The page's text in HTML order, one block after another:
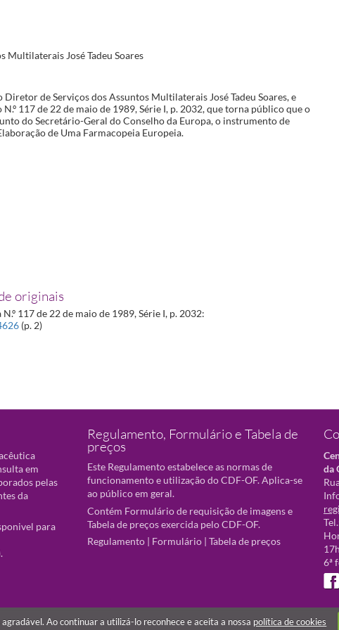
Multilaterais José Tadeu Soares
Diretor de Serviços dos Assuntos Multilaterais José Tadeu Soares, e
117 de 22 de maio de 1989, Série I, p. 2032, que torna público que o
do Secretário-Geral do Conselho da Europa, o instrumento de
de Uma Farmacopeia Europeia.
originais
117 de 22 de maio de 1989, Série I, p. 2032:
(p. 2)
em
pelas
da
para
Regulamento, Formulário e Tabela de
preços
Este Regulamento estabelece as normas de
funcionamento e utilização do CDF-OF. Aplica-se
ao público em geral.
Contém Formulário de requisição de imagens e
Tabela de preços exercida pelo CDF-OF.
Regulamento | Formulário | Tabela de preços
da
6ª
Ao continuar a utilizá-lo reconhece e aceita a nossa política de cookies